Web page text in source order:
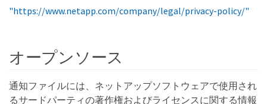
"https://www.netapp.com/company/legal/privacy-policy/"
オープンソース
通知ファイルには、ネットアップソフトウェアで使用され
るサードパーティの著作権およびライセンスに関する情報